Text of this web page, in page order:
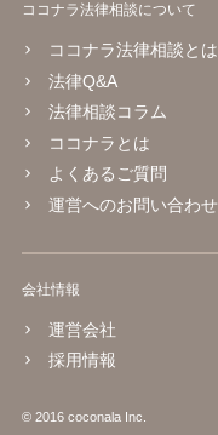
ココナラ法律相談について
ココナラ法律相談とは
法律Q&A
法律相談コラム
ココナラとは
よくあるご質問
運営へのお問い合わせ
会社情報
運営会社
採用情報
© 2016 coconala Inc.